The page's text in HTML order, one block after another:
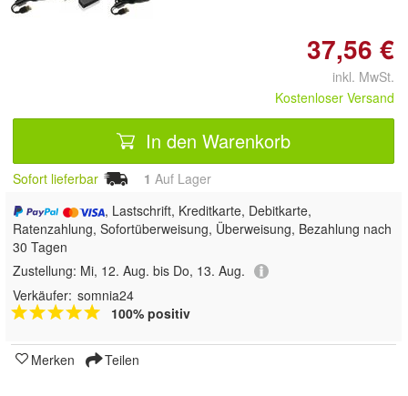
37,56 €
inkl. MwSt.
Kostenloser Versand
In den Warenkorb
Sofort lieferbar 1 Auf Lager
, Lastschrift, Kreditkarte, Debitkarte,
Ratenzahlung, Sofortüberweisung, Überweisung, Bezahlung nach
30 Tagen
Zustellung: Mi, 12. Aug. bis Do, 13. Aug.
Verkäufer: somnia24
100% positiv
Merken Teilen